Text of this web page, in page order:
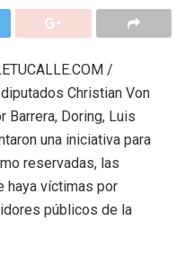
/
Christian Von
Barrera, Doring, Luis
una iniciativa para
reservadas, las
haya víctimas por
públicos de la